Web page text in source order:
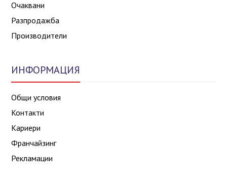
Очаквани
Разпродажба
Производители
ИНФОРМАЦИЯ
Общи условия
Контакти
Кариери
Франчайзинг
Рекламации